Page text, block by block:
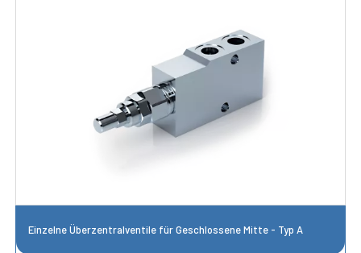
Einzelne Überzentralventile für Geschlossene Mitte - Typ A